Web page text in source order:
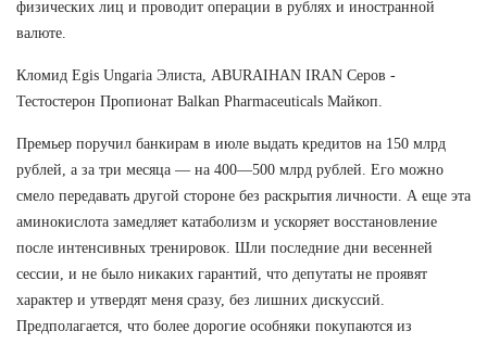
физических лиц и проводит операции в рублях и иностранной
валюте.
Кломид Egis Ungaria Элиста, ABURAIHAN IRAN Серов -
Тестостерон Пропионат Balkan Pharmaceuticals Майкоп.
Премьер поручил банкирам в июле выдать кредитов на 150 млрд
рублей, а за три месяца — на 400—500 млрд рублей. Его можно
смело передавать другой стороне без раскрытия личности. А еще эта
аминокислота замедляет катаболизм и ускоряет восстановление
после интенсивных тренировок. Шли последние дни весенней
сессии, и не было никаких гарантий, что депутаты не проявят
характер и утвердят меня сразу, без лишних дискуссий.
Предполагается, что более дорогие особняки покупаются из